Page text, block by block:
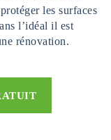
les surfaces
l’idéal il est
rénovation.